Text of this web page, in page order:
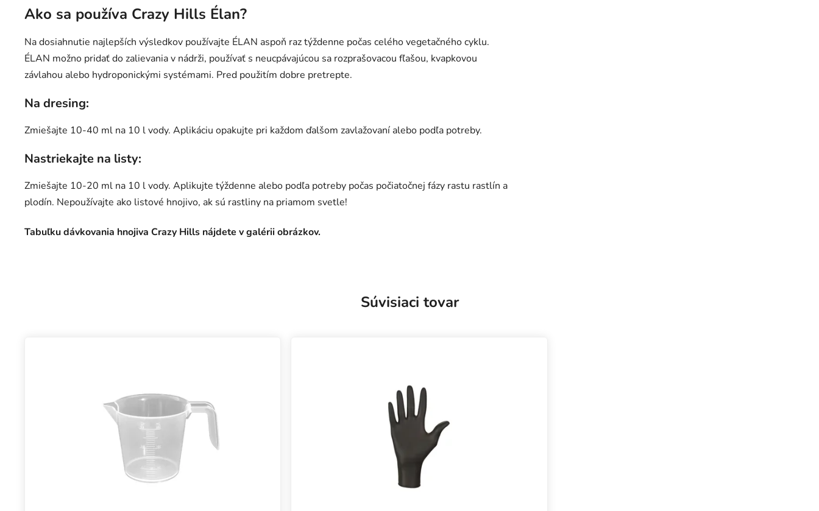
Ako sa používa Crazy Hills Élan?
Na dosiahnutie najlepších výsledkov používajte ÉLAN aspoň raz týždenne počas celého vegetačného cyklu.
ÉLAN možno pridať do zalievania v nádrži, používať s neucpávajúcou sa rozprašovacou fľašou, kvapkovou
závlahou alebo hydroponickými systémami. Pred použitím dobre pretrepte.
Na dresing:
Zmiešajte 10-40 ml na 10 l vody. Aplikáciu opakujte pri každom ďalšom zavlažovaní alebo podľa potreby.
Nastriekajte na listy:
Zmiešajte 10-20 ml na 10 l vody. Aplikujte týždenne alebo podľa potreby počas počiatočnej fázy rastu rastlín a
plodín. Nepoužívajte ako listové hnojivo, ak sú rastliny na priamom svetle!
Tabuľku dávkovania hnojiva Crazy Hills nájdete v galérii obrázkov.
Súvisiaci tovar